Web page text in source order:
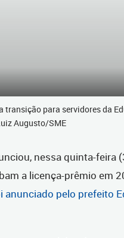
para servidores da
Augusto/SME
nessa quinta-feira
a licença-prêmio em
anunciado pelo prefeito